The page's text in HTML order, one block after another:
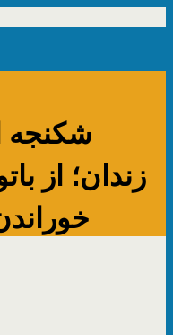
شکنجه
زندان؛ از